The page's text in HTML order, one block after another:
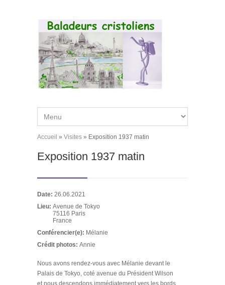
Vous êtes ici
Accueil » Visites » Exposition 1937 matin
Exposition 1937 matin
Date: 26.06.2021
Lieu: Avenue de Tokyo
75116 Paris
France
Conférencier(e): Mélanie
Crédit photos: Annie
Nous avons rendez-vous avec Mélanie devant le
Palais de Tokyo, coté avenue du Président Wilson
et nous descendons immédiatement vers les bords